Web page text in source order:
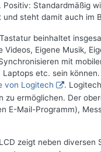
Standardmäßig
steht damit auch im
beinhaltet
Videos, Eigene Musik,
mit
etc. sein
von Logitech
.
zu ermöglichen. Der
E-Mail-Programm),
zeigt neben diversen